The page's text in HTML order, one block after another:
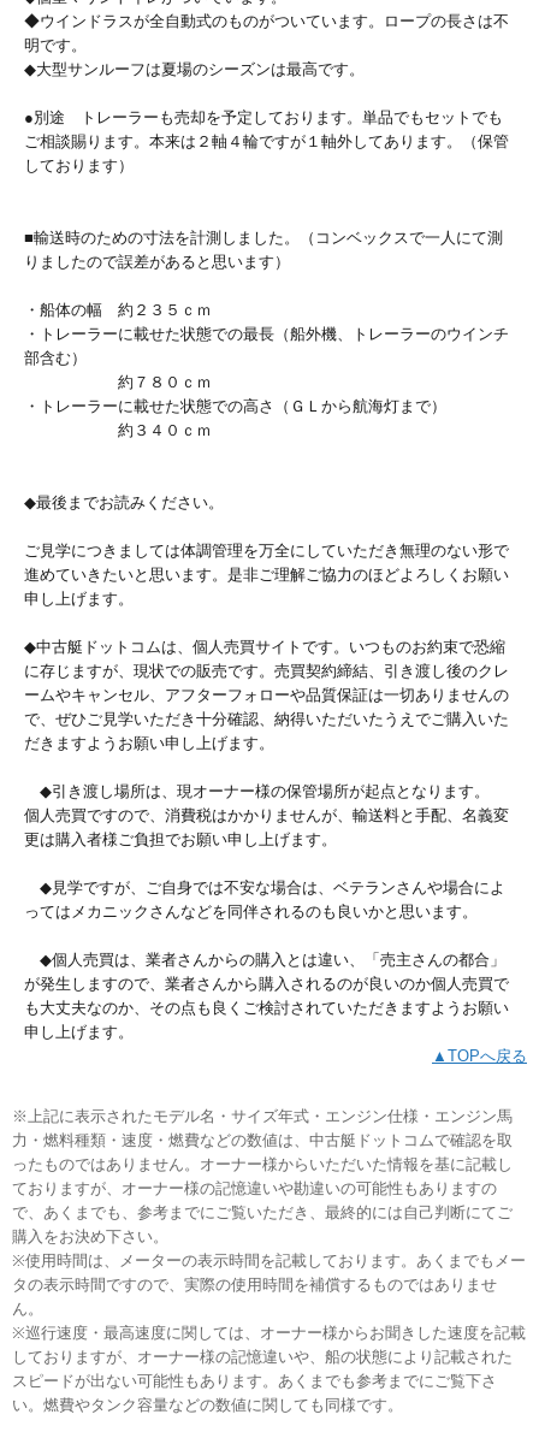
◆ウインドラスが全自動式のものがついています。ロープの長さは不
明です。
◆大型サンルーフは夏場のシーズンは最高です。
●別途 トレーラーも売却を予定しております。単品でもセットでも
ご相談賜ります。本来は２軸４輪ですが１軸外してあります。（保管
しております）
■輸送時のための寸法を計測しました。（コンベックスで一人にて測
りましたので誤差があると思います）
・船体の幅 約２３５ｃｍ
・トレーラーに載せた状態での最長（船外機、トレーラーのウインチ
部含む）
約７８０ｃｍ
・トレーラーに載せた状態での高さ（ＧＬから航海灯まで）
約３４０ｃｍ
◆最後までお読みください。
ご見学につきましては体調管理を万全にしていただき無理のない形で
進めていきたいと思います。是非ご理解ご協力のほどよろしくお願い
申し上げます。
◆中古艇ドットコムは、個人売買サイトです。いつものお約束で恐縮
に存じますが、現状での販売です。売買契約締結、引き渡し後のクレ
ームやキャンセル、アフターフォローや品質保証は一切ありませんの
で、ぜひご見学いただき十分確認、納得いただいたうえでご購入いた
だきますようお願い申し上げます。
◆引き渡し場所は、現オーナー様の保管場所が起点となります。
個人売買ですので、消費税はかかりませんが、輸送料と手配、名義変
更は購入者様ご負担でお願い申し上げます。
◆見学ですが、ご自身では不安な場合は、ベテランさんや場合によ
ってはメカニックさんなどを同伴されるのも良いかと思います。
◆個人売買は、業者さんからの購入とは違い、「売主さんの都合」
が発生しますので、業者さんから購入されるのが良いのか個人売買で
も大丈夫なのか、その点も良くご検討されていただきますようお願い
申し上げます。
▲TOPへ戻る
※上記に表示されたモデル名・サイズ年式・エンジン仕様・エンジン馬
力・燃料種類・速度・燃費などの数値は、中古艇ドットコムで確認を取
ったものではありません。オーナー様からいただいた情報を基に記載し
ておりますが、オーナー様の記憶違いや勘違いの可能性もありますの
で、あくまでも、参考までにご覧いただき、最終的には自己判断にてご
購入をお決め下さい。
※使用時間は、メーターの表示時間を記載しております。あくまでもメー
タの表示時間ですので、実際の使用時間を補償するものではありませ
ん。
※巡行速度・最高速度に関しては、オーナー様からお聞きした速度を記載
しておりますが、オーナー様の記憶違いや、船の状態により記載された
スピードが出ない可能性もあります。あくまでも参考までにご覧下さ
い。燃費やタンク容量などの数値に関しても同様です。